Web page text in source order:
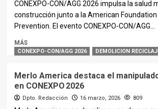
CONEXPO-CON/AGG 2026 impulsa la salud
construcción junto a la American
Prevention. El evento CONEXPO-CON/AGG...
MÁS
CONEXPO-CON/AGG 2026 DEMOLICION
Merlo America destaca el
en CONEXPO 2026
Dpto. Redacción 16 marzo, 2026 809